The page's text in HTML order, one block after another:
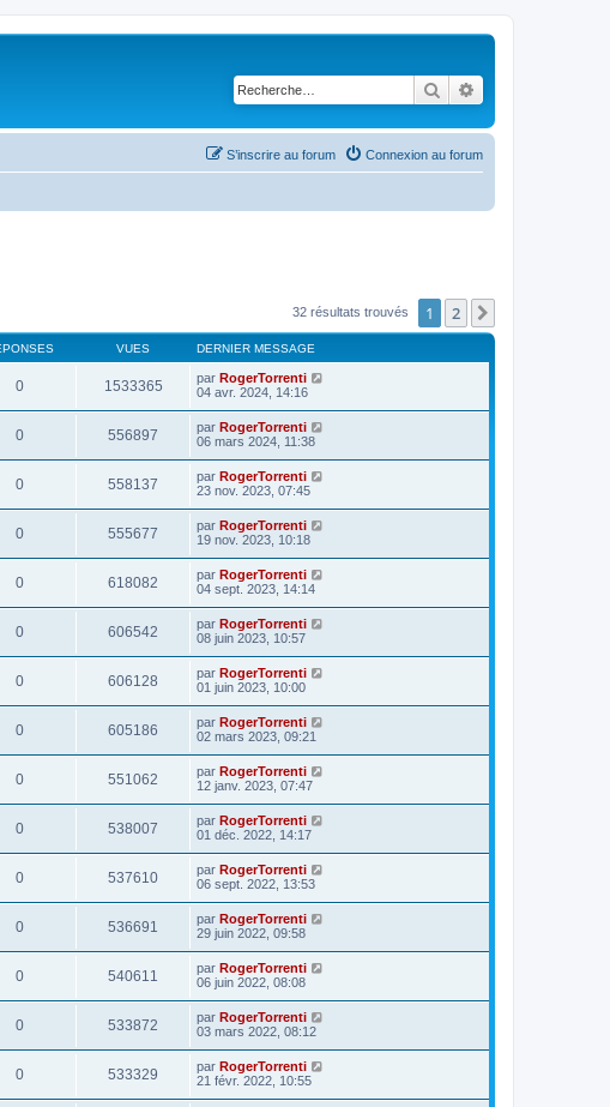
Rechercher
Connexion au forum
S’inscrire au forum
32 résultats trouvés 1 2
VUES DERNIER MESSAGE
0 1533365 par RogerTorrenti
04 avr. 2024, 14:16
0 556897 par RogerTorrenti
06 mars 2024, 11:38
0 558137 par RogerTorrenti
23 nov. 2023, 07:45
0 555677 par RogerTorrenti
19 nov. 2023, 10:18
0 618082 par RogerTorrenti
04 sept. 2023, 14:14
0 606542 par RogerTorrenti
08 juin 2023, 10:57
0 606128 par RogerTorrenti
01 juin 2023, 10:00
0 605186 par RogerTorrenti
02 mars 2023, 09:21
0 551062 par RogerTorrenti
12 janv. 2023, 07:47
0 538007 par RogerTorrenti
01 déc. 2022, 14:17
0 537610 par RogerTorrenti
06 sept. 2022, 13:53
0 536691 par RogerTorrenti
29 juin 2022, 09:58
0 540611 par RogerTorrenti
06 juin 2022, 08:08
0 533872 par RogerTorrenti
03 mars 2022, 08:12
0 533329 par RogerTorrenti
21 févr. 2022, 10:55